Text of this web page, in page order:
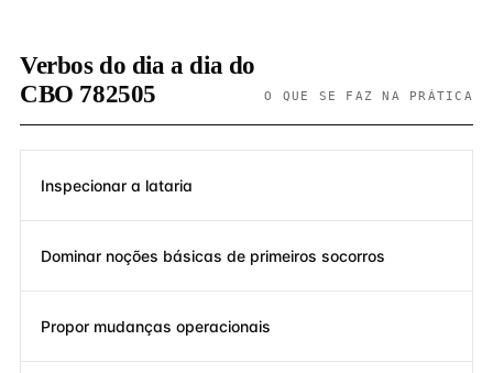
Verbos do dia a dia do
CBO 782505
O QUE SE FAZ NA PRÁTICA
Inspecionar a lataria
Dominar noções básicas de primeiros socorros
Propor mudanças operacionais